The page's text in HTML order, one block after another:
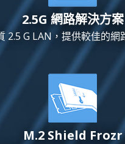
2.5G 網路解決方案
2.5 G LAN，提供較佳的網
M.2 Shield Frozr